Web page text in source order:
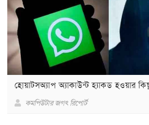
হোয়াটসঅ্যাপ অ্যাকাউন্ট হ্যাকড হওয়ার
কমপিউটার জগৎ রিপোর্ট